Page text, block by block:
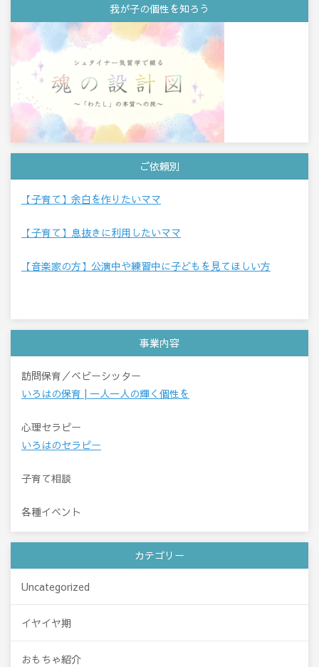
我が子の個性を知ろう
ご依頼別
【子育て】余白を作りたいママ
【子育て】息抜きに利用したいママ
【音楽家の方】公演中や練習中に子どもを見てほしい方
事業内容
訪問保育／ベビーシッター
いろはの保育 | 一人一人の輝く個性を
心理セラピー
いろはのセラピー
子育て相談
各種イベント
カテゴリー
Uncategorized
イヤイヤ期
おもちゃ紹介